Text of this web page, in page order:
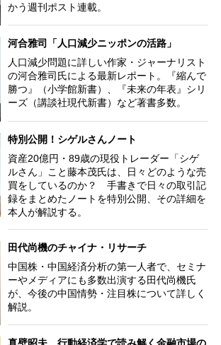
かう週刊ポスト連載。
河合雅司「人口減少ニッポンの活路」
人口減少問題に詳しい作家・ジャーナリスト
の河合雅司氏による最新レポート。『縮んで
勝つ』（小学館新書）、『未来の年表』シリ
ーズ（講談社現代新書）など著書多数。
特別公開！シゲルさんノート
資産20億円・89歳の現役トレーダー「シゲ
ルさん」こと藤本茂氏は、日々どのような売
買をしているのか？ 手書きで日々の取引記
録をまとめたノートを特別公開、その詳細を
本人が解説する。
田代尚機のチャイナ・リサーチ
中国株・中国経済分析の第一人者で、セミナ
ーやメディアにも多数出演する田代尚機氏
が、今後の中国情勢・注目株について詳しく
解説。